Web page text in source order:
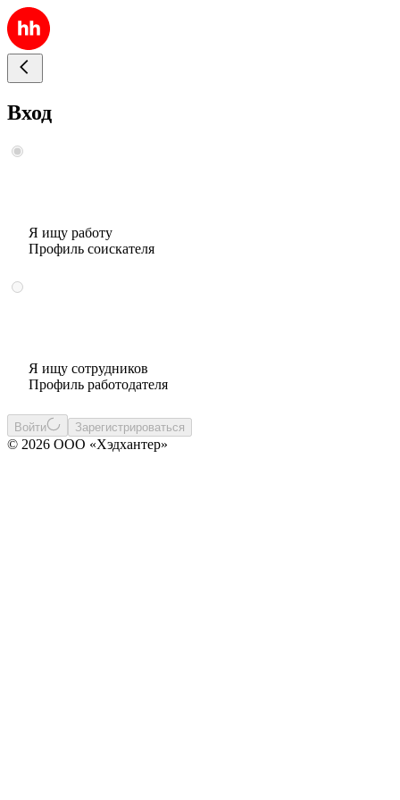
Вход
Я ищу работу
Профиль соискателя
Я ищу сотрудников
Профиль работодателя
Войти Зарегистрироваться
© 2026 ООО «Хэдхантер»